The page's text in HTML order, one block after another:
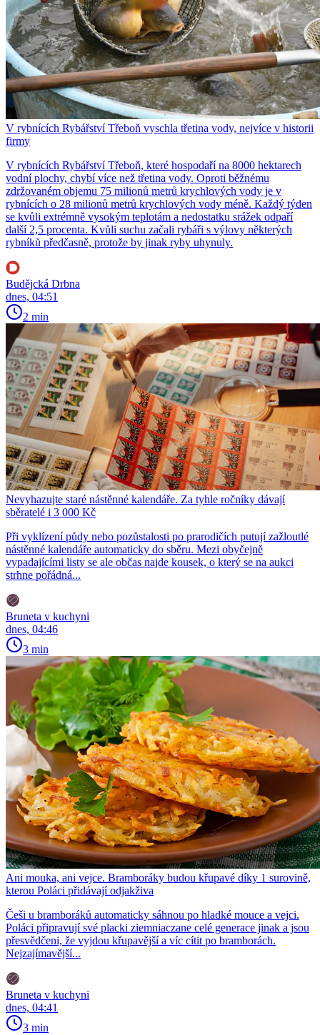
V rybnících Rybářství Třeboň vyschla třetina vody, nejvíce v historii
firmy
V rybnících Rybářství Třeboň, které hospodaří na 8000 hektarech
vodní plochy, chybí více než třetina vody. Oproti běžnému
zdržovaném objemu 75 milionů metrů krychlových vody je v
rybnících o 28 milionů metrů krychlových vody méně. Každý týden
se kvůli extrémně vysokým teplotám a nedostatku srážek odpaří
další 2,5 procenta. Kvůli suchu začali rybáři s výlovy některých
rybníků předčasně, protože by jinak ryby uhynuly.
Budějcká Drbna
dnes, 04:51
2 min
Nevyhazujte staré nástěnné kalendáře. Za tyhle ročníky dávají
sběratelé i 3 000 Kč
Při vyklízení půdy nebo pozůstalosti po prarodičích putují zažloutlé
nástěnné kalendáře automaticky do sběru. Mezi obyčejně
vypadajícími listy se ale občas najde kousek, o který se na aukci
strhne pořádná...
Bruneta v kuchyni
dnes, 04:46
3 min
Ani mouka, ani vejce. Bramboráky budou křupavé díky 1 surovině,
kterou Poláci přidávají odjakživa
Češi u bramboráků automaticky sáhnou po hladké mouce a vejci.
Poláci připravují své placki ziemniaczane celé generace jinak a jsou
přesvědčeni, že vyjdou křupavější a víc cítit po bramborách.
Nejzajímavější...
Bruneta v kuchyni
dnes, 04:41
3 min